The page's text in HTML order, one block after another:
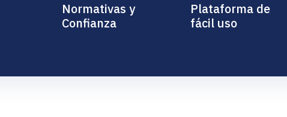
Normativas y
Confianza
Plataforma de
fácil uso